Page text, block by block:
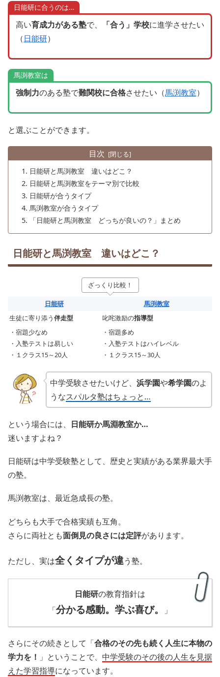
日能研に合うのは…
高い育成力がある塾で、 「合う」学校に進学させたい
（日能研）
馬渕教室は
強制力のある塾で難関校に合格させたい（馬渕教室）
と選ぶことができます。
目次
日能研と馬渕教室 違いはどこ？
日能研と馬渕教室をテーマ別で比較
日能研が合うタイプ
馬渕教室が合うタイプ
「日能研と馬渕教室 どっちが良いの？」まとめ
日能研と馬渕教室 違いはどこ？
ざっくり比較！
日能研
馬渕教室
生徒に寄り添う伴走型 叱咤激励の指導型
・宿題少なめ
・入塾テストは易しい
・１クラス15～20人
・宿題多め
・入塾テストはハイレベル
・１クラス15～30人
中学受験させたいけど、 浜学園や希学園のよ
うなスパルタ塾はちょっと…
という場合には、 日能研か馬淵教室か…
迷いますよね？
日能研は中学受験塾として、歴史と実績がある業界最大手
の塾。
馬渕教室は、最近急成長の塾。
どちらも大手で合格実績も互角。
さらに両社とも面倒見の良さには定評があります。
ただし、実は全くタイプが違う塾。
日能研の教育指針は
「分かる感動。学ぶ喜び。 」
さらにその続きとして「合格のその先も続く人生に本物の
学力を！ 」ということで、 中学受験のその後の人生を見据
えた学習指導になっています。